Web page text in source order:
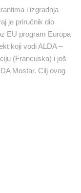
i izgradnja
je priručnik dio
EU program Europa
koji vodi ALDA –
(Francuska) i još
Mostar. Cilj ovog